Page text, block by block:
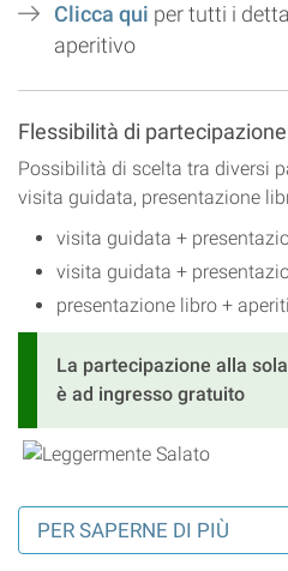
Clicca qui per tutti i
aperitivo
Flessibilità di
Possibilità di scelta tra diversi
visita guidata, presentazione
visita guidata +
visita guidata +
presentazione libro +
La partecipazione alla
è ad ingresso gratuito
PER SAPERNE DI PIÙ